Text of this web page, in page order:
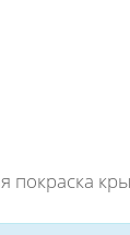
покраска